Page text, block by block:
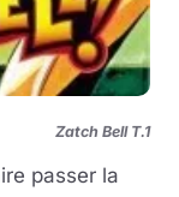
Zatch Bell T.1
passer la